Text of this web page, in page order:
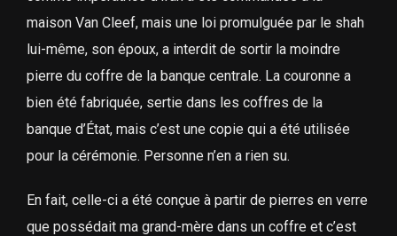
maison Van Cleef, mais une loi promulguée par le shah
lui-même, son époux, a interdit de sortir la moindre
pierre du coffre de la banque centrale. La couronne a
bien été fabriquée, sertie dans les coffres de la
banque d’État, mais c’est une copie qui a été utilisée
pour la cérémonie. Personne n’en a rien su.
En fait, celle-ci a été conçue à partir de pierres en verre
que possédait ma grand-mère dans un coffre et c’est